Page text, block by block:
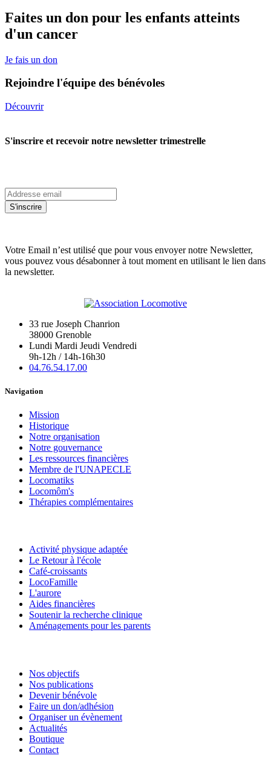
Faites un don pour les enfants atteints
d'un cancer
Je fais un don
Rejoindre l'équipe des bénévoles
Découvrir
S'inscrire et recevoir notre newsletter trimestrelle
S'inscrire
Votre Email n’est utilisé que pour vous envoyer notre Newsletter,
vous pouvez vous désabonner à tout moment en utilisant le lien dans
la newsletter.
33 rue Joseph Chanrion
38000 Grenoble
Lundi Mardi Jeudi Vendredi
9h-12h / 14h-16h30
04.76.54.17.00
Navigation
Mission
Historique
Notre organisation
Notre gouvernance
Les ressources financières
Membre de l'UNAPECLE
Locomatiks
Locomôm's
Thérapies complémentaires
Activité physique adaptée
Le Retour à l'école
Café-croissants
LocoFamille
L'aurore
Aides financières
Soutenir la recherche clinique
Aménagements pour les parents
Nos objectifs
Nos publications
Devenir bénévole
Faire un don/adhésion
Organiser un évènement
Actualités
Boutique
Contact